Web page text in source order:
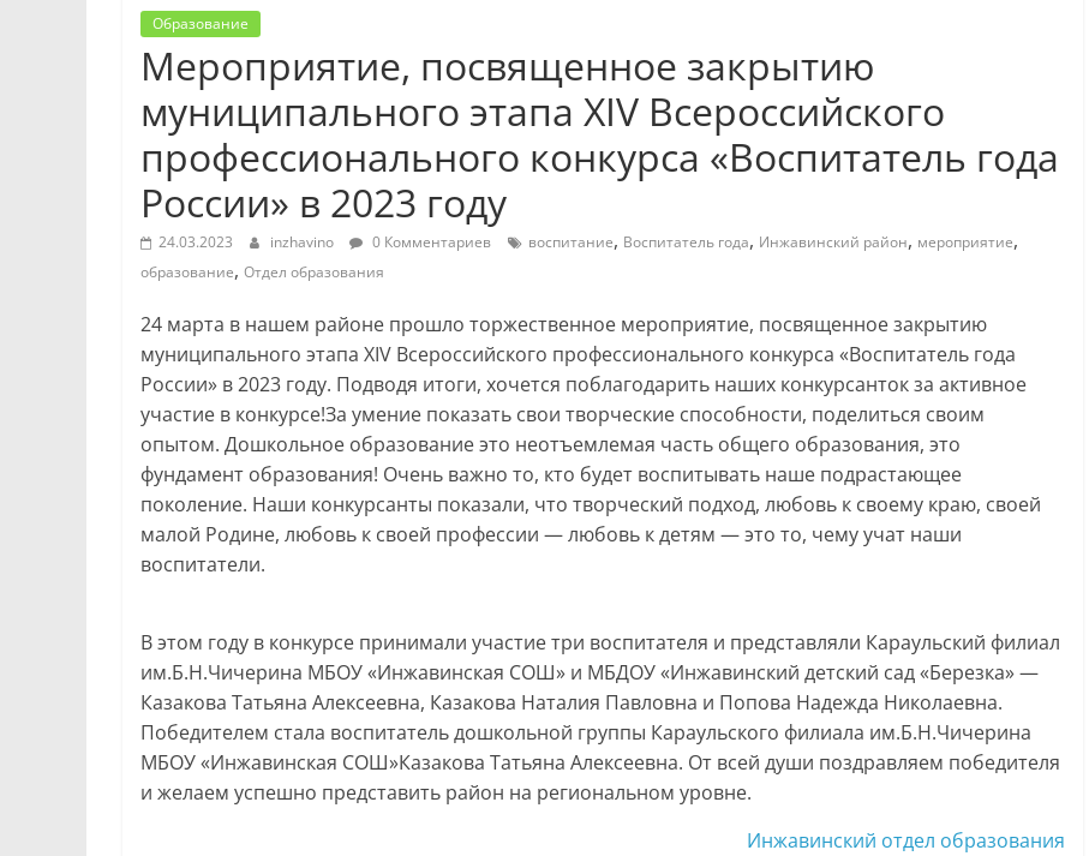
Образование
Мероприятие, посвященное закрытию
муниципального этапа XIV Всероссийского
профессионального конкурса «Воспитатель года
России» в 2023 году
24.03.2023 inzhavino 0 Комментариев воспитание, Воспитатель года, Инжавинский район, мероприятие,
образование, Отдел образования
24 марта в нашем районе прошло торжественное мероприятие, посвященное закрытию
муниципального этапа XIV Всероссийского профессионального конкурса «Воспитатель года
России» в 2023 году. Подводя итоги, хочется поблагодарить наших конкурсанток за активное
участие в конкурсе!За умение показать свои творческие способности, поделиться своим
опытом. Дошкольное образование это неотъемлемая часть общего образования, это
фундамент образования! Очень важно то, кто будет воспитывать наше подрастающее
поколение. Наши конкурсанты показали, что творческий подход, любовь к своему краю, своей
малой Родине, любовь к своей профессии — любовь к детям — это то, чему учат наши
воспитатели.
В этом году в конкурсе принимали участие три воспитателя и представляли Караульский филиал
им.Б.Н.Чичерина МБОУ «Инжавинская СОШ» и МБДОУ «Инжавинский детский сад «Березка» —
Казакова Татьяна Алексеевна, Казакова Наталия Павловна и Попова Надежда Николаевна.
Победителем стала воспитатель дошкольной группы Караульского филиала им.Б.Н.Чичерина
МБОУ «Инжавинская СОШ»Казакова Татьяна Алексеевна. От всей души поздравляем победителя
и желаем успешно представить район на региональном уровне.
Инжавинский отдел образования